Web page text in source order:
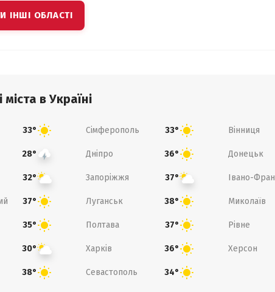
ІНШІ ОБЛАСТІ
в Україні
33° Сімферополь 33° Вінниця
28° Дніпро 36° Донецьк
32° Запоріжжя 37° Івано-
37° Луганськ 38° Миколаїв
35° Полтава 37° Рівне
30° Харків 36° Херсон
38° Севастополь 34°